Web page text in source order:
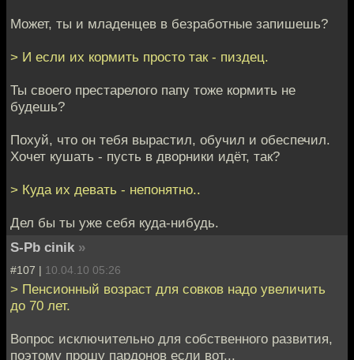
Может, ты и младенцев в безработные запишешь?
> И если их кормить просто так - пиздец.
Ты своего престарелого папу тоже кормить не
будешь?
Похуй, что он тебя вырастил, обучил и обеспечил.
Хочет кушать - пусть в дворники идёт, так?
> Куда их девать - непонятно..
Дел бы ты уже себя куда-нибудь.
S-Pb cinik »
#107 | 10.04.10 05:26
> Пенсионный возраст для совков надо увеличить
до 70 лет.
Вопрос исключительно для собственного развития,
поэтому прошу пардонов если вот...